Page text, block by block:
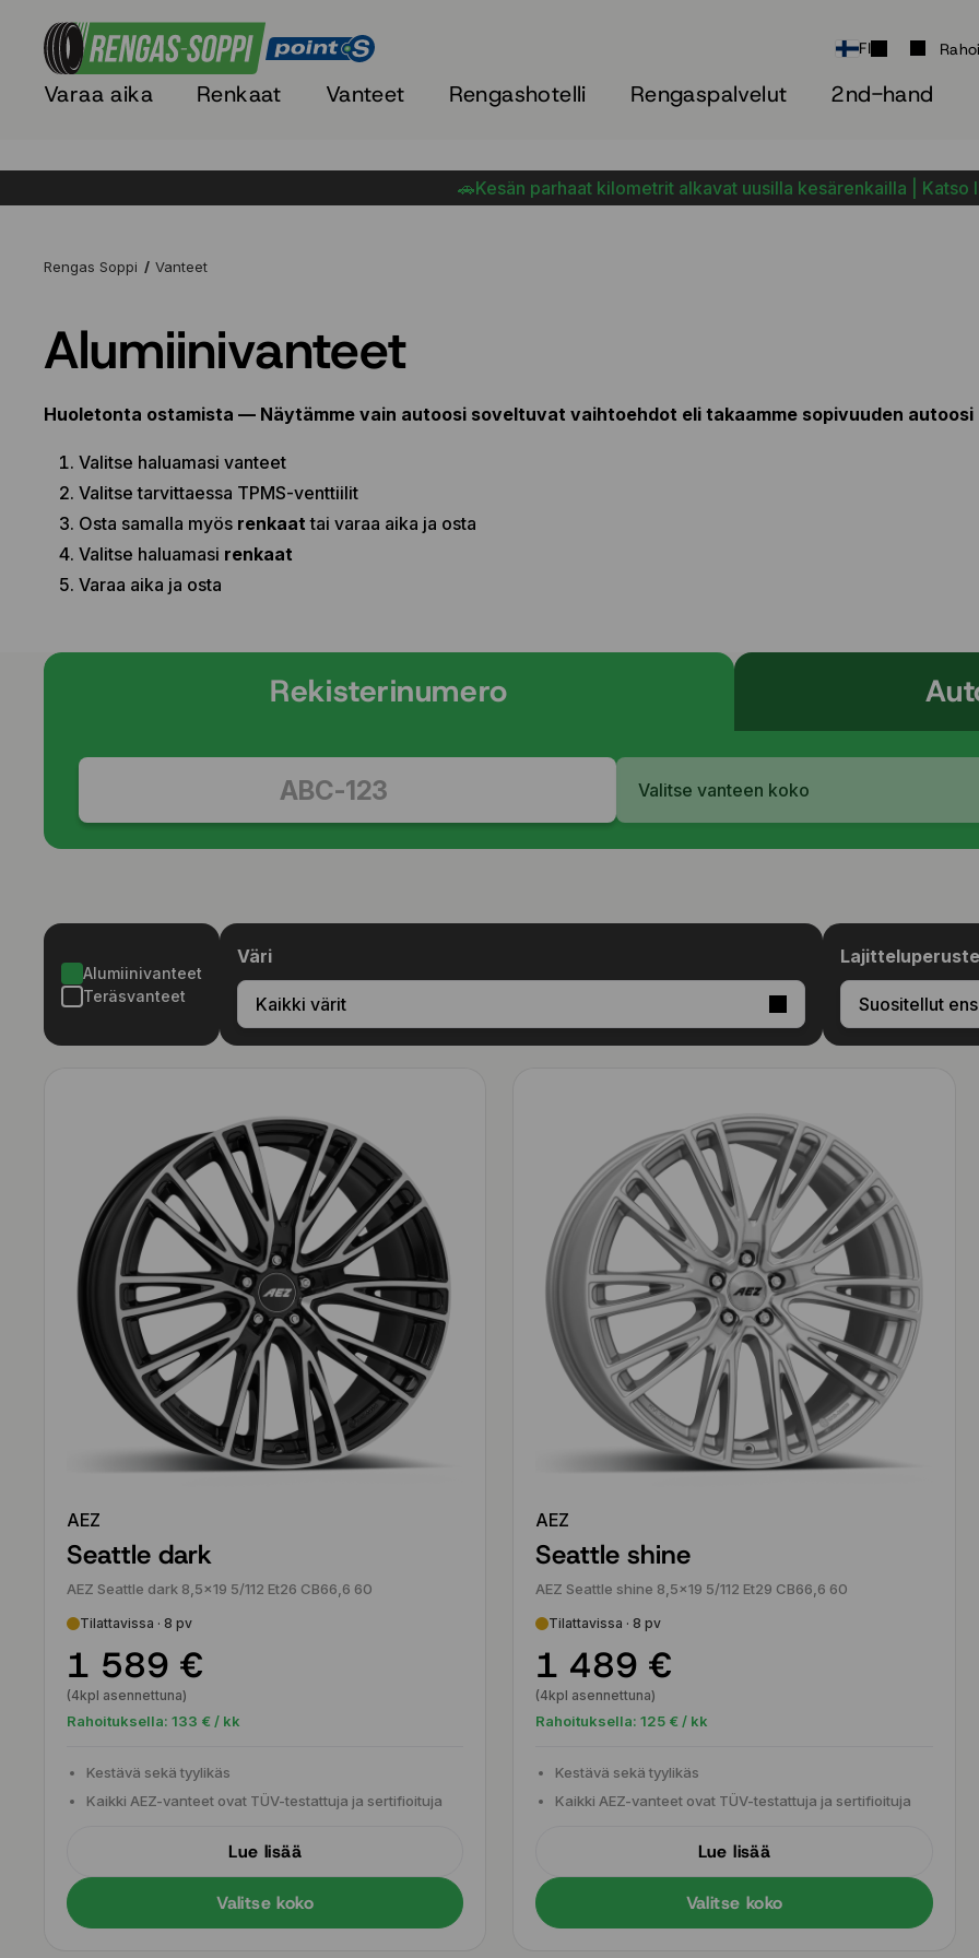
FI
Varaa aika Renkaat Vanteet Rengashotelli Rengaspalvelut 2nd-hand
🚗Kesän parhaat kilometrit alkavat uusilla kesärenkailla | Katso
Rengas Soppi Vanteet
Alumiinivanteet
Huoletonta ostamista — Näytämme vain autoosi soveltuvat vaihtoehdot eli takaamme sopivuuden autoosi
Valitse haluamasi vanteet
Valitse tarvittaessa TPMS-venttiilit
Osta samalla myös renkaat tai varaa aika ja osta
Valitse haluamasi renkaat
Varaa aika ja osta
Rekisterinumero
Valitse vanteen koko
Alumiinivanteet
Teräsvanteet
Väri
Kaikki värit
Lajitteluperuste
Suositellut
AEZ
Seattle dark
AEZ Seattle dark 8,5x19 5/112 Et26 CB66,6 60
Tilattavissa · 8 pv
1 589 €
(4kpl asennettuna)
Rahoituksella: 133 € / kk
Kestävä sekä tyylikäs
Kaikki AEZ-vanteet ovat TÜV-testattuja ja sertifioituja
Lue lisää
Valitse koko
AEZ
Seattle shine
AEZ Seattle shine 8,5x19 5/112 Et29 CB66,6 60
Tilattavissa · 8 pv
1 489 €
(4kpl asennettuna)
Rahoituksella:125 € / kk
Kestävä sekä tyylikäs
Kaikki AEZ-vanteet ovat TÜV-testattuja ja sertifioituja
Lue lisää
Valitse koko